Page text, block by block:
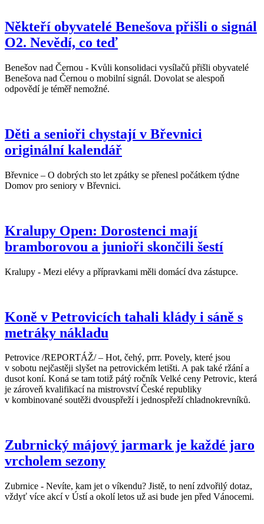
Někteří obyvatelé Benešova přišli o signál
O2. Nevědí, co teď
Benešov nad Černou - Kvůli konsolidaci vysílačů přišli obyvatelé
Benešova nad Černou o mobilní signál. Dovolat se alespoň
odpovědí je téměř nemožné.
Děti a senioři chystají v Břevnici
originální kalendář
Břevnice – O dobrých sto let zpátky se přenesl počátkem týdne
Domov pro seniory v Břevnici.
Kralupy Open: Dorostenci mají
bramborovou a junioři skončili šestí
Kralupy - Mezi elévy a přípravkami měli domácí dva zástupce.
Koně v Petrovicích tahali klády i sáně s
metráky nákladu
Petrovice /REPORTÁŽ/ – Hot, čehý, prrr. Povely, které jsou
v sobotu nejčastěji slyšet na petrovickém letišti. A pak také ržání a
dusot koní. Koná se tam totiž pátý ročník Velké ceny Petrovic, která
je zároveň kvalifikací na mistrovství České republiky
v kombinované soutěži dvouspřeží i jednospřeží chladnokrevníků.
Zubrnický májový jarmark je každé jaro
vrcholem sezony
Zubrnice - Nevíte, kam jet o víkendu? Jistě, to není zdvořilý dotaz,
vždyť více akcí v Ústí a okolí letos už asi bude jen před Vánocemi.